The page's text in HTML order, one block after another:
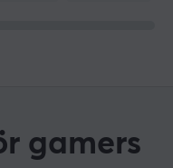
gamers